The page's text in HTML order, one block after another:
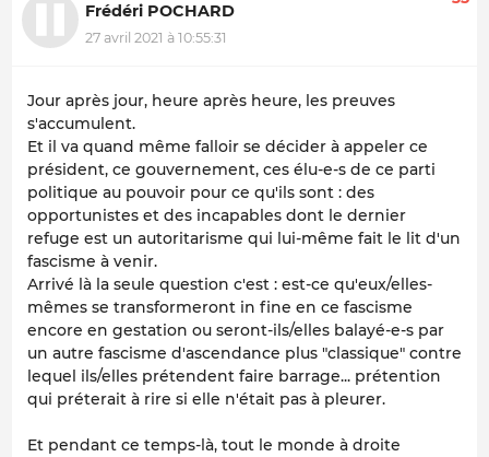
Frédéri POCHARD
27 avril 2021 à 10:55:31
Jour après jour, heure après heure, les preuves
s'accumulent.
Et il va quand même falloir se décider à appeler ce
président, ce gouvernement, ces élu-e-s de ce parti
politique au pouvoir pour ce qu'ils sont : des
opportunistes et des incapables dont le dernier
refuge est un autoritarisme qui lui-même fait le lit d'un
fascisme à venir.
Arrivé là la seule question c'est : est-ce qu'eux/elles-
mêmes se transformeront in fine en ce fascisme
encore en gestation ou seront-ils/elles balayé-e-s par
un autre fascisme d'ascendance plus "classique" contre
lequel ils/elles prétendent faire barrage... prétention
qui préterait à rire si elle n'était pas à pleurer.
Et pendant ce temps-là, tout le monde à droite